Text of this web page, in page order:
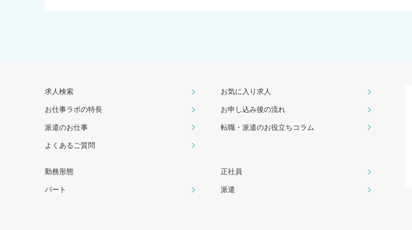
求人検索 お気に入り求人
お仕事ラボの特長 お申し込み後の流れ
派遣のお仕事 転職・派遣のお役⽴ちコラム
よくあるご質問
勤務形態 正社員
パート 派遣